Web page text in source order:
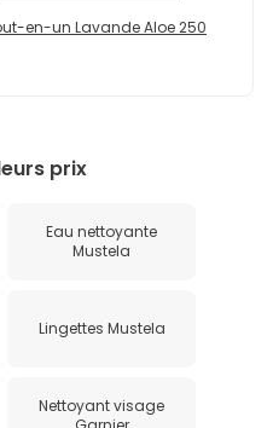
en-un Lavande Aloe 250
prix
Eau nettoyante
Mustela
Lingettes Mustela
Nettoyant visage